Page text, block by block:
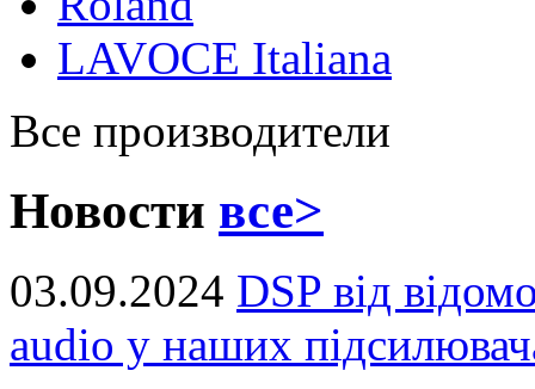
LAVOCE Italiana
Все производители
Новости все>
03.09.2024 DSP від
audio у наших